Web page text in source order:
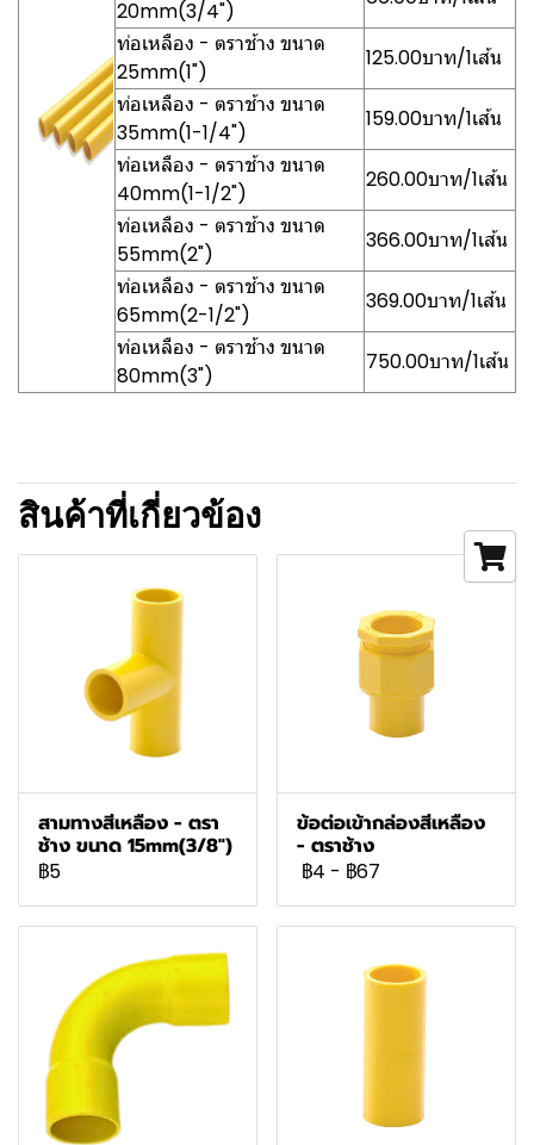
20mm(3/4")
ท่อเหลือง - ตราช้าง ขนาด
25mm(1")
125.00บาท/1เส้น
ท่อเหลือง - ตราช้าง ขนาด
35mm(1-1/4")
159.00บาท/1เส้น
ท่อเหลือง - ตราช้าง ขนาด
40mm(1-1/2")
260.00บาท/1เส้น
ท่อเหลือง - ตราช้าง ขนาด
55mm(2")
366.00บาท/1เส้น
ท่อเหลือง - ตราช้าง ขนาด
65mm(2-1/2")
369.00บาท/1เส้น
ท่อเหลือง - ตราช้าง ขนาด
80mm(3")
750.00บาท/1เส้น
สินค้าที่เกี่ยวข้อง
สามทางสีเหลือง - ตรา
ช้าง ขนาด 15mm(3/8")
฿5
ข้อต่อเข้ากล่องสีเหลือง
- ตราช้าง
฿4 - ฿67